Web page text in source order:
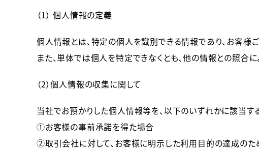
（1） 個人情報の定義
個人情報とは、特定の個人を識別できる情報であり、お客様
また、単体では個人を特定できなくとも、他の情報との照合
（2）個人情報の収集に関して
当社でお預かりした個人情報等を、以下のいずれかに該当す
①お客様の事前承諾を得た場合
②取引会社に対して、お客様に明示した利用目的の達成の